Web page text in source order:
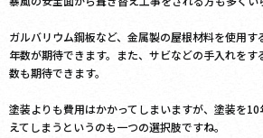
ガルバリウム鋼板など、金属製の屋根材料を使用
年数が期待できます。また、サビなどの手入れを
数も期待できます。
塗装よりも費用はかかってしまいますが、塗装を
えてしまうというのも一つの選択肢ですね。